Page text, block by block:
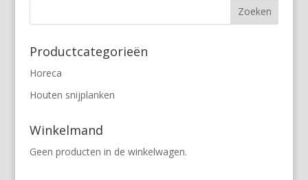
Productcategorieën
Horeca
Houten snijplanken
Winkelmand
Geen producten in de winkelwagen.